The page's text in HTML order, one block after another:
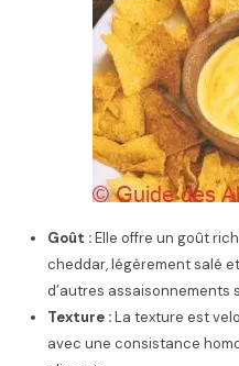
Goût :Elle offre un goût
cheddar, légèrement salé
d’autres assaisonnements
Texture :La texture est
avec une consistance